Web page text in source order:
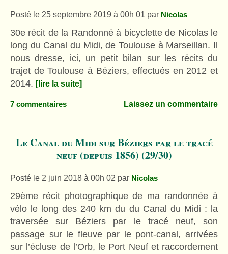
Posté le 25 septembre 2019 à 00h 01 par Nicolas
30e récit de la Randonné à bicyclette de Nicolas le
long du Canal du Midi, de Toulouse à Marseillan. Il
nous dresse, ici, un petit bilan sur les récits du
trajet de Toulouse à Béziers, effectués en 2012 et
2014. [lire la suite]
7 commentaires Laissez un commentaire
Le Canal du Midi sur Béziers par le tracé
neuf (depuis 1856) (29/30)
Posté le 2 juin 2018 à 00h 02 par Nicolas
29ème récit photographique de ma randonnée à
vélo le long des 240 km du du Canal du Midi : la
traversée sur Béziers par le tracé neuf, son
passage sur le fleuve par le pont-canal, arrivées
sur l’écluse de l’Orb, le Port Neuf et raccordement